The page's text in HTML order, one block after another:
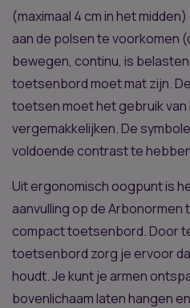
(maximaal 4 cm in het
aan de polsen te voorkomen
bewegen, continu, is
toetsenbord moet mat zijn.
toetsen moet het gebruik
vergemakkelijken. De
voldoende contrast te
Uit ergonomisch oogpunt is
aanvulling op de Arbonormen
compact toetsenbord. Door
toetsenbord zorg je ervoor
houdt. Je kunt je armen
bovenlichaam laten hangen